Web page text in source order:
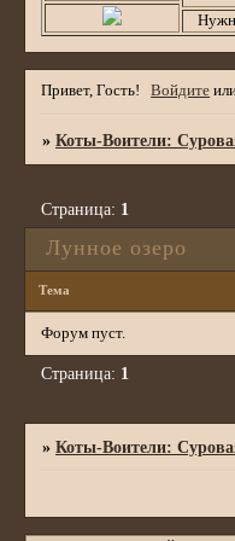
Привет, Гость! Войдите
»Коты-Воители:
Лунное озеро
Страница: 1
Тема
Форум пуст.
Страница: 1
»Коты-Воители: